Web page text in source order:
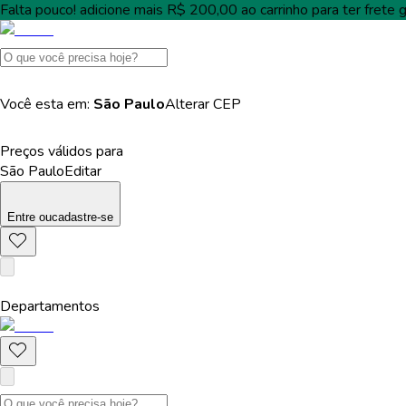
Falta pouco! adicione mais R$ 200,00 ao carrinho para terfrete
Você esta em: São PauloAlterarCEP
Preços válidos para
São PauloEditar
Entre oucadastre-se
Departamentos